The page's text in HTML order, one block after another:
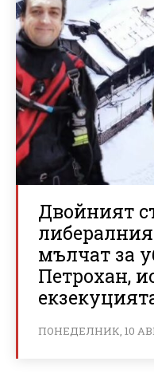
Двойният
мълчат за
Петрохан,
ПОНЕДЕЛНИК, 10